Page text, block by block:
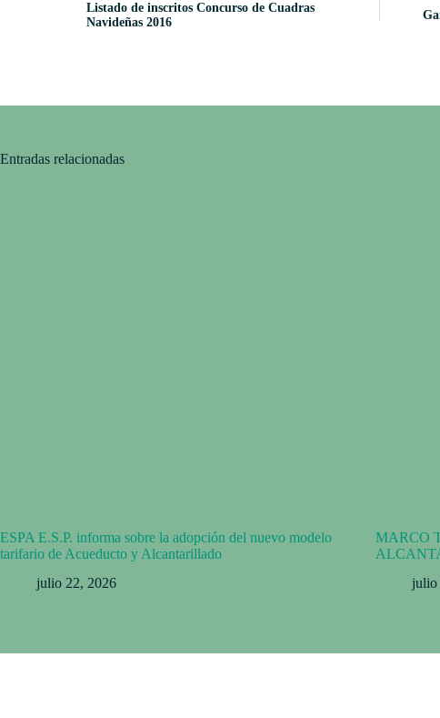
Listado de inscritos Concurso de Cuadras
Navideñas 2016
Entradas relacionadas
ESPA E.S.P. informa sobre la adopción del nuevo modelo
tarifario de Acueducto y Alcantarillado
julio 22, 2026
MARCO
julio